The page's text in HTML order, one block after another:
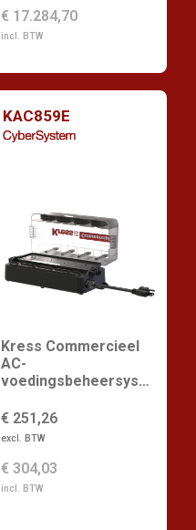
€ 17.284,70
incl. BTW
KAC859E
Kress Commercieel
AC-
voedingsbeheersyst
€ 251,26
excl. BTW
€ 304,03
incl. BTW